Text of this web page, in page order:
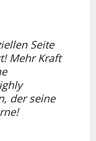
Seite
Mehr Kraft
der seine